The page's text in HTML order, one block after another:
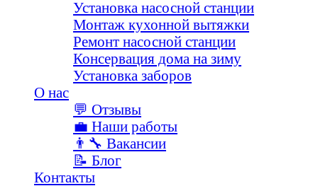
Установка насосной станции
Монтаж кухонной вытяжки
Ремонт насосной станции
Консервация дома на зиму
Установка заборов
О наc
💬 Отзывы
💼 Наши работы
👨‍🔧 Вакансии
📝 Блог
Контакты